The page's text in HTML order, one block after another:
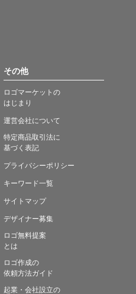
その他
ロゴマーケットの
はじまり
運営会社について
特定商品取引法に
基づく表記
プライバシーポリシー
キーワード一覧
サイトマップ
デザイナー募集
ロゴ無料提案
とは
ロゴ作成の
依頼方法ガイド
起業・会社設立の